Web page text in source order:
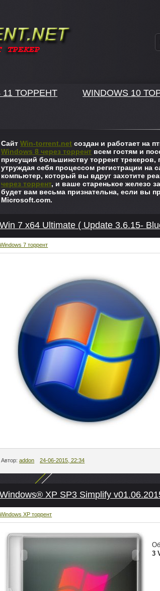
11 ТОРРЕНТ WINDOWS 10
СайтWin-torrent.net создан и работает на
Windows 8 через торрент всем гостям и
присущий большинству торрент трекеров,
утруждая себя процессом регистрации на
компьютер, который вы вдруг захотите
через торрент, и ваше старенькое железо
будет вам весьма признательна, если вы
Microsoft.com.
Win 7 x64 Ultimate ( Update 3.6.15-
Windows 7 торрент
Автор:addon 24-06-2015, 22:34
Windows® XP SP3 Simplify
Windows XP торрент
3